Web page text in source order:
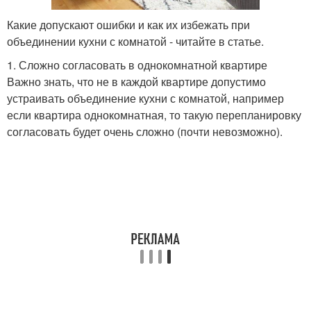
Какие допускают ошибки и как их избежать при
объединении кухни с комнатой - читайте в статье.
1. Сложно согласовать в однокомнатной квартире
Важно знать, что не в каждой квартире допустимо
устраивать объединение кухни с комнатой, например
если квартира однокомнатная, то такую перепланировку
согласовать будет очень сложно (почти невозможно).